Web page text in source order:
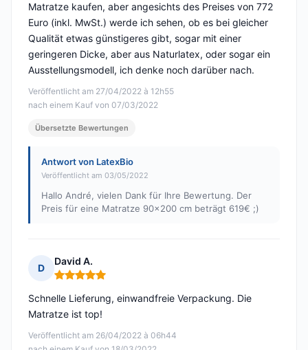
Veröffentlicht am 27/04/2022 à 12h55
nach einem Kauf von 07/03/2022
Matratze kaufen, aber angesichts des Preises von 772
Euro (inkl. MwSt.) werde ich sehen, ob es bei gleicher
Qualität etwas günstigeres gibt, sogar mit einer
geringeren Dicke, aber aus Naturlatex, oder sogar ein
Ausstellungsmodell, ich denke noch darüber nach.
Übersetzte Bewertungen
Antwort von LatexBio
Veröffentlicht am 03/05/2022
Hallo André, vielen Dank für Ihre Bewertung. Der
Preis für eine Matratze 90x200 cm beträgt 619€ ;)
D
David A.
Hinweis: 5 von 5
Veröffentlicht am 26/04/2022 à 06h44
Schnelle Lieferung, einwandfreie Verpackung. Die
Matratze ist top!